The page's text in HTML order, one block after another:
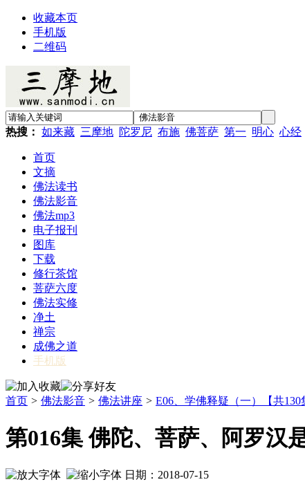
收藏本页
手机版
二维码
热搜： 如来藏 三摩地 陀罗尼 布施 佛菩萨 第一 明心 心经
首页
文摘
佛法读书
佛法影音
佛法mp3
电子报刊
图库
下载
修行茶馆
菩萨六度
佛法实修
净土
禅宗
成佛之道
手机版
首页 > 佛法影音 > 佛法讲座 > E06、学佛释疑（一）【共130
第016集 佛陀、菩萨、阿罗汉
日期：2018-07-15